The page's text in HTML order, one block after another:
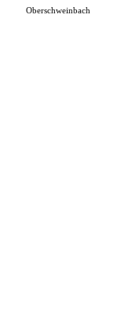
Oberschweinbach